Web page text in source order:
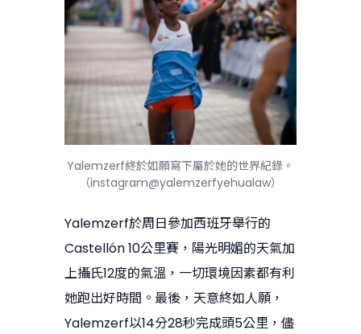
Yalemzerf終於如願寫下屬於她的世界紀錄。
（instagram@yalemzerfyehualaw）
Yalemzerf於周日參加西班牙舉行的
Castellón 10公里賽，陽光明媚的天氣加
上攝氏12度的氣溫，一切環境因素都有利
她跑出好時間。最後，天意終如人願，
Yalemzerf以14分28秒完成頭5公里，儘